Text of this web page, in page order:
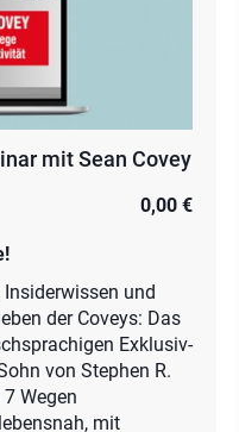
mit Sean Covey
0,00 €
und
der Coveys: Das
Exklusiv-
von Stephen R.
Wegen
mit